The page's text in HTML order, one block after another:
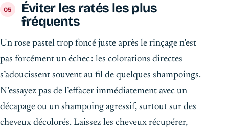
Éviter les ratés les plus
fréquents
Un rose pastel trop foncé juste après le rinçage n’est
pas forcément un échec : les colorations directes
s’adoucissent souvent au fil de quelques shampoings.
N’essayez pas de l’effacer immédiatement avec un
décapage ou un shampoing agressif, surtout sur des
cheveux décolorés. Laissez les cheveux récupérer,